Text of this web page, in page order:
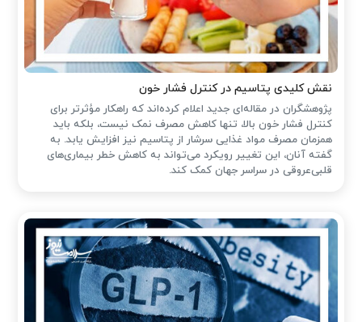
نقش کلیدی پتاسیم در کنترل فشار خون
پژوهشگران در مقاله‌ای جدید اعلام کرده‌اند که راهکار مؤثرتر برای
کنترل فشار خون بالا، تنها کاهش مصرف نمک نیست، بلکه باید
همزمان مصرف مواد غذایی سرشار از پتاسیم نیز افزایش یابد. به
گفته آنان، این تغییر رویکرد می‌تواند به کاهش خطر بیماری‌های
قلبی‌عروقی در سراسر جهان کمک کند.